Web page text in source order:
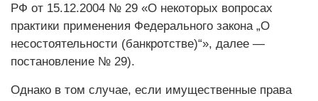
РФ от 15.12.2004 № 29 «О некоторых вопросах
практики применения Федерального закона „О
несостоятельности (банкротстве)“», далее —
постановление № 29).
Однако в том случае, если имущественные права